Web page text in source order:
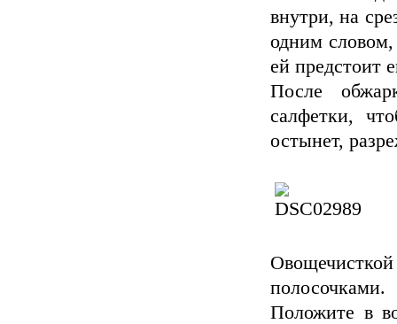
внутри, на
одним
ей предстоит
После
салфетки,
остынет,
полосочками.
Положите в